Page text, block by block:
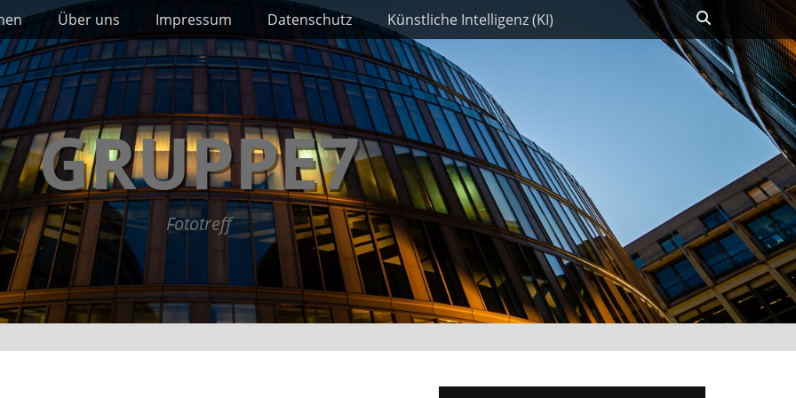
Über uns Impressum Datenschutz Künstliche Intelligenz (KI)
GRUPPE7
Fototreff